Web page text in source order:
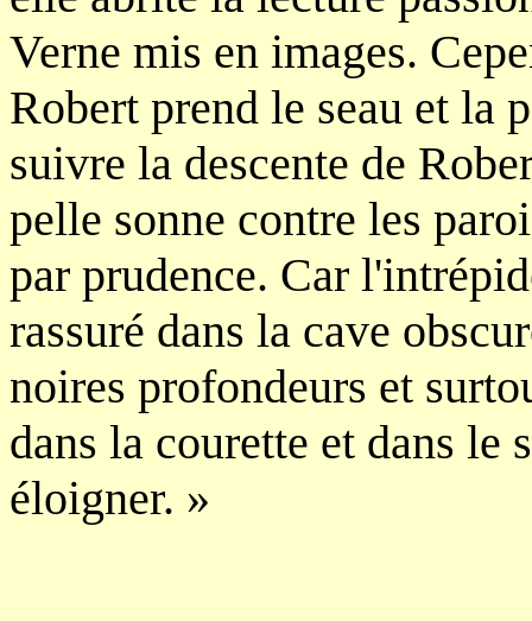
Verne mis en images.
Robert prend le seau et
suivre la descente de
pelle sonne contre les
par prudence. Car
rassuré dans la cave
noires profondeurs et
dans la courette et dans le
éloigner. »